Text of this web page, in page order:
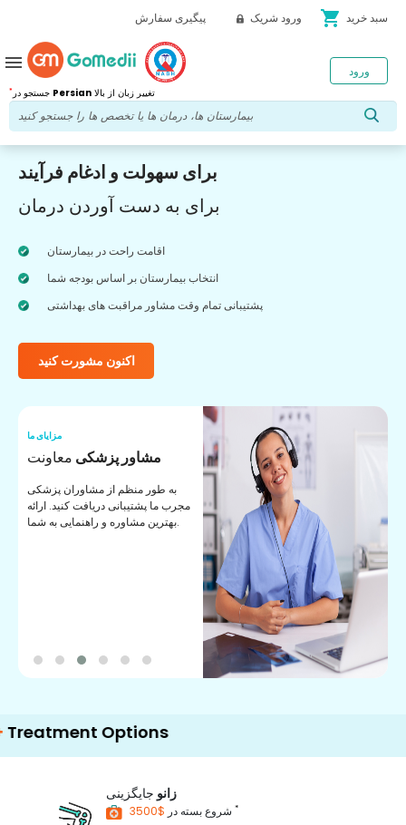
پیگیری سفارش ورود شریک shopping_cart سبد خرید
* Persian تغییر زبان از بالا
ورود menu
برای سهولت و ادغام فرآیند
برای به دست آوردن درمان
اقامت راحت در بیمارستان
انتخاب بیمارستان بر اساس بودجه شما
پشتیبانی تمام وقت مشاور مراقبت های بهداشتی
اکنون مشورت کنید
مزایای ما
مشاور پزشکی معاونت
به طور منظم از مشاوران پزشکی
مجرب ما پشتیبانی دریافت کنید. ارائه
بهترین مشاوره و راهنمایی به شما.
Options
زانو جایگزینی
شروع بسته در *